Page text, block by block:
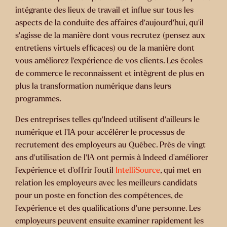
intégrante des lieux de travail et influe sur tous les
aspects de la conduite des affaires d’aujourd'hui, qu'il
s'agisse de la manière dont vous recrutez (pensez aux
entretiens virtuels efficaces) ou de la manière dont
vous améliorez l'expérience de vos clients. Les écoles
de commerce le reconnaissent et intègrent de plus en
plus la transformation numérique dans leurs
programmes.
Des entreprises telles qu’Indeed utilisent d’ailleurs le
numérique et l’IA pour accélérer le processus de
recrutement des employeurs au Québec. Près de vingt
ans d’utilisation de l’IA ont permis à Indeed d’améliorer
l’expérience et d’offrir l’outil IntelliSource, qui met en
relation les employeurs avec les meilleurs candidats
pour un poste en fonction des compétences, de
l'expérience et des qualifications d'une personne. Les
employeurs peuvent ensuite examiner rapidement les